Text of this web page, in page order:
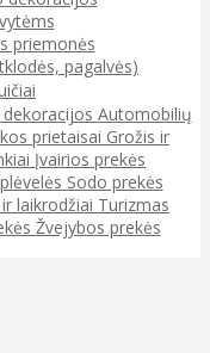
priemonės
pagalvės)
Automobilių
prietaisai Grožis ir
Įvairios prekės
Sodo prekės
laikrodžiai Turizmas
Žvejybos prekės